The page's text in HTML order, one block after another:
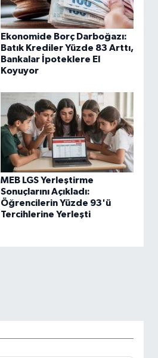
Ekonomide Borç Darboğazı:
Batık Krediler Yüzde 83 Arttı,
Bankalar İpoteklere El
Koyuyor
MEB LGS Yerleştirme
Sonuçlarını Açıkladı:
Öğrencilerin Yüzde 93'ü
Tercihlerine Yerleşti